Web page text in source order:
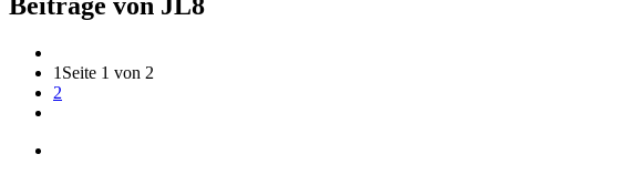
1 Seite 1 von 2
2